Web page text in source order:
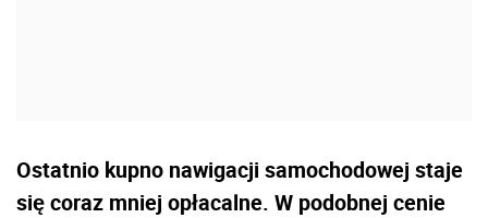
Ostatnio kupno nawigacji samochodowej staje
się coraz mniej opłacalne. W podobnej cenie